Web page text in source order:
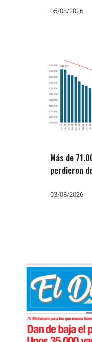
05/08/2026
Más de
perdieron
03/08/2026